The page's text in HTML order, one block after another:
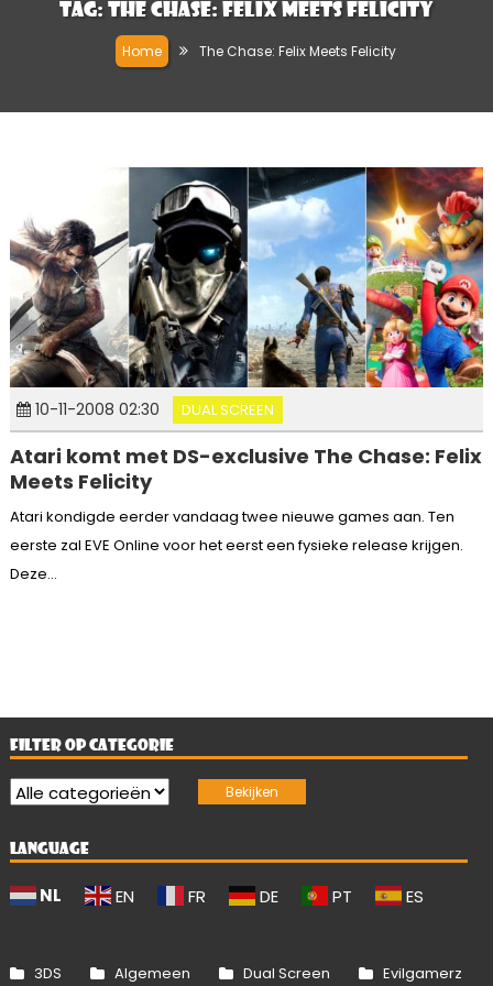
Tag: The Chase: Felix Meets Felicity
Home The Chase: Felix Meets Felicity
10-11-2008 02:30 DUAL SCREEN
Atari komt met DS-exclusive The Chase: Felix
Meets Felicity
Atari kondigde eerder vandaag twee nieuwe games aan. Ten
eerste zal EVE Online voor het eerst een fysieke release krijgen.
Deze...
FILTER OP CATEGORIE
LANGUAGE
NL EN FR DE PT ES
3DS Algemeen Dual Screen Evilgamerz